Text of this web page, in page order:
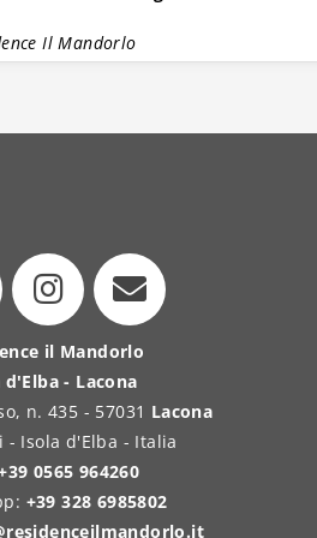
Il Mandorlo
il Mandorlo
d'Elba - Lacona
n. 435 - 57031 Lacona
- Isola d'Elba - Italia
0565 964260
+39 328 6985802